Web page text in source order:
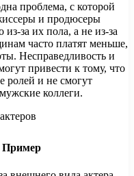
проблема, с которой
и продюсеры
за их пола, а не из-за
часто платят меньше,
Несправедливость и
привести к тому, что
ролей и не смогут
коллеги.
Пример